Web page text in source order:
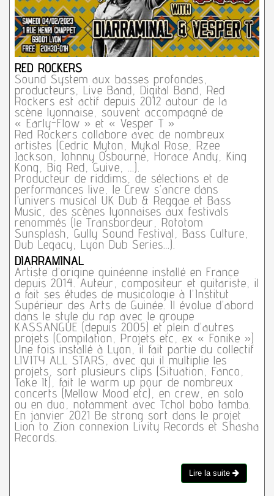
RED ROCKERS
Sound System aux basses profondes,
producteurs, Live Band, Digital Band, Red
Rockers est actif depuis 2012 autour de la
scène lyonnaise, souvent accompagné de
« Early-Flow » et « Vesper T »
Red Rockers collabore avec de nombreux
artistes (Cedric Myton, Mykal Rose, Rzee
Jackson, Johnny Osbourne, Horace Andy, King
Kong, Big Red, Guive, …).
Producteur de riddims, de sélections et de
performances live, le Crew s’ancre dans
l’univers musical UK Dub & Reggae et Bass
Music, des scènes lyonnaises aux festivals
renommés (le Transbordeur, Rototom
Sunsplash, Gully Sound Festival, Bass Culture,
Dub Legacy, Lyon Dub Series…).
DIARRAMINAL
Artiste d’origine guinéenne installé en France
depuis 2014. Auteur, compositeur et guitariste, il
a fait ses études de musicologie à l’Institut
Supérieur des Arts de Guinée. Il évolue d’abord
dans le style du rap avec le groupe
KASSANGUE (depuis 2005) et plein d’autres
projets (Compilation, Projets etc, ex « Fonike »)
Une fois installé à Lyon, il fait partie du collectif
LIVITY ALL STARS, avec qui il multiplie les
projets, sort plusieurs clips (Situation, Fanco,
Take It), fait le warm up pour de nombreux
concerts (Mellow Mood etc), en crew, en solo
ou en duo, notamment avec Tchol bobo tamba.
En janvier 2021 Be strong sort dans le projet
Lion to Zion connexion Livity Records et Shasha
Records.
Lire la suite